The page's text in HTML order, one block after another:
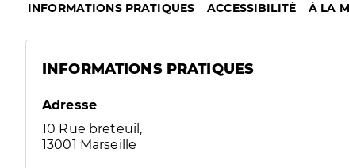
INFORMATIONS PRATIQUES ACCESSIBILITÉ À LA
INFORMATIONS PRATIQUES
Adresse
10 Rue breteuil,
13001 Marseille